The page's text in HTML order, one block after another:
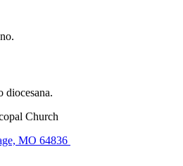
diocesana.
Church
MO 64836